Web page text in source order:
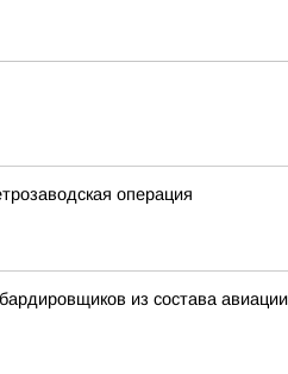
операция
из состава